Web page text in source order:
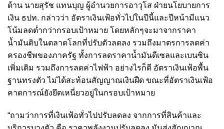
ด้าน นายสุรัช แทนบุญ ผู้อำนวยการอาวุโส ฝ่ายนโยบายการ
เงิน ธปท. กล่าวว่า อัตราเงินเฟ้อทั่วไปในปีนี้และปีหน้ามีแนว
โน้มลดต่ำกว่ากรอบเป้าหมาย โดยหลักๆจะมาจากราคา
น้ำมันดิบในตลาดโลกที่ปรับตัวลดลง รวมถึงมาตรการลดค่า
ครองชีพของภาครัฐ ทั้งการลดราคาน้ำมันดีเซลและเบนซิน
เพิ่มเติม รวมถึงการลดค่าไฟฟ้า อย่างไรก็ดี อัตราเงินเฟ้อพื้น
ฐานทรงตัว ไม่ได้สะท้อนสัญญาณเงินฝืด ขณะที่อัตราเงินเฟ้อ
คาดการณ์ยังยึดเหนี่ยวอยู่ในกรอบเป้าหมาย
“ถามว่าการที่เงินเฟ้อทั่วไปปรับลดลง จากการที่สินค้าและ